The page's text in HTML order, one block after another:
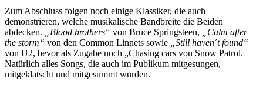
Zum Abschluss folgen noch einige Klassiker, die auch
demonstrieren, welche musikalische Bandbreite die Beiden
abdecken.
„Blood brothers“ von Bruce Springsteen,
„Calm after
the storm“ von den Common Linnets sowie
„Still haven´t found“
von U2, bevor als Zugabe noch „Chasing cars von Snow Patrol.
Natürlich alles Songs, die auch im Publikum mitgesungen,
mitgeklatscht und mitgesummt wurden.